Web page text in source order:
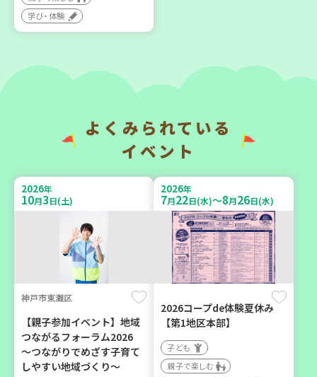
成講座
大人向け
西宮市
野菜を食べよう！ベジ活キ
ャンペーン【第２地区】
豊岡市
大人の発達障がいを学び、
親子で心を軽くしません
か？
大人向け
学び・体験
2026年
10月6日(火)
学び・体験
よくみられている
イベント
2026年
10月3日(土)
神戸市東灘区
【親子参加イベント】地域
つながるフォーラム2026
～つながりでめざす子育て
しやすい地域づくり～
2026年
7月22日(水)～8月26日(水)
2026コープde体験夏休み
【第1地区本部】
子ども
親子で楽しむ